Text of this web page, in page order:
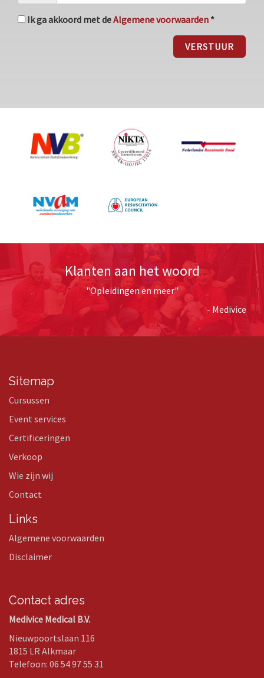
Ik ga akkoord met deAlgemene voorwaarden *
Klanten aan het woord
"Opleidingen en meer"
- Medivice
Sitemap
Cursussen
Event services
Certificeringen
Verkoop
Wie zijn wij
Contact
Links
Algemene voorwaarden
Disclaimer
Contact adres
Medivice Medical B.V.
Nieuwpoortslaan 116
1815 LR Alkmaar
Telefoon: 06 54 97 55 31